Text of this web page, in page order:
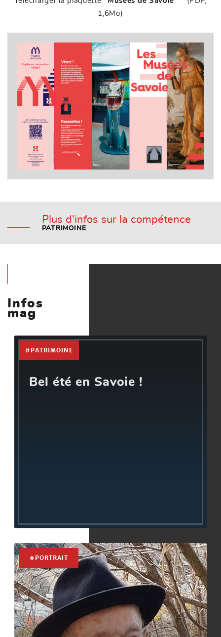
1,6Mo)
Plus d'infos sur la compétence
PATRIMOINE
Infos
mag
#PATRIMOINE
Bel été en Savoie !
#PORTRAIT